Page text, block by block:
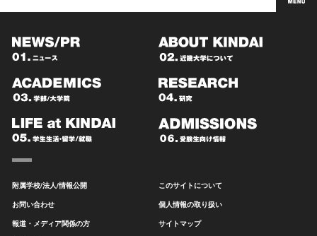
附属学校/法人/情報公開
お問い合わせ
報道・メディア関係の方
このサイトについて
個人情報の取り扱い
サイトマップ